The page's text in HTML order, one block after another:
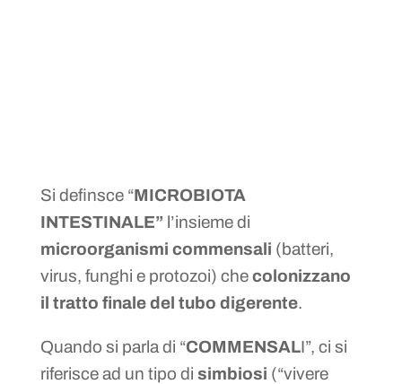
Si definsce “MICROBIOTA
INTESTINALE” l’insieme di
microorganismi commensali (batteri,
virus, funghi e protozoi) checolonizzano
il tratto finale del tubo digerente.
Quando si parla di “COMMENSALI”, ci si
riferisce ad un tipo di simbiosi (“vivere